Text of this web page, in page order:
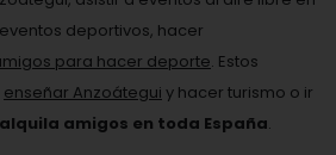
deportivos, hacer
para hacer deporte. Estos
enseñar Anzoátegui y hacer turismo o ir
alquila amigos en toda España.